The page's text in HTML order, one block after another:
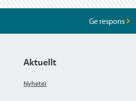
Ge respons
Aktuellt
Nyheter